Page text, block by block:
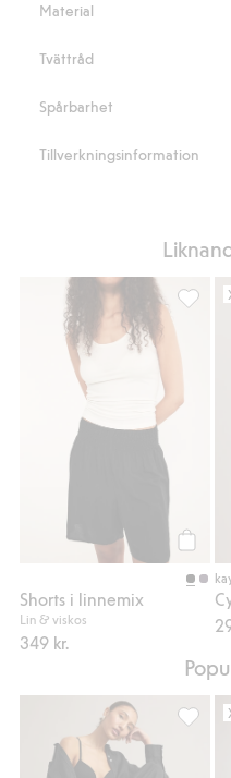
Bred resår i midjan
Innerbanslängd 27 cm i
Artikelnummer
Material
Tvättråd
Spårbarhet
Tillverkningsinformation
Shorts i linnemix
Lin & viskos
349 kr.